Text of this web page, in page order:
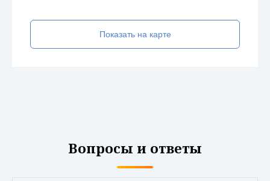
Показать на карте
Вопросы и ответы